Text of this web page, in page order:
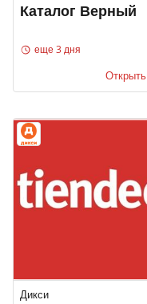
Каталог Верный
еще 3 дня
Открыть
Дикси